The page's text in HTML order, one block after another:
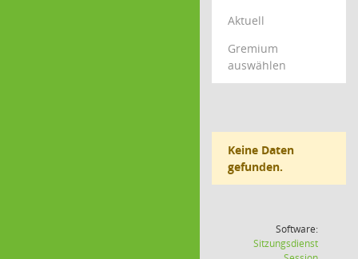
Aktuell
Gremium
auswählen
Keine Daten
gefunden.
Software:
Sitzungsdienst